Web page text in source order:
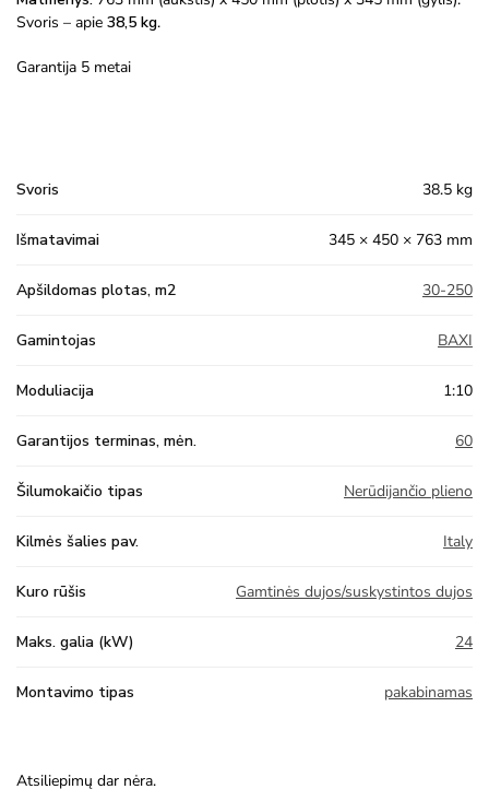
Svoris – apie 38,5 kg.
Garantija 5 metai
Svoris 38.5 kg
Išmatavimai 345 × 450 × 763 mm
Apšildomas plotas, m2 30-250
Gamintojas BAXI
Moduliacija 1:10
Garantijos terminas, mėn. 60
Šilumokaičio tipas Nerūdijančio plieno
Kilmės šalies pav. Italy
Kuro rūšis Gamtinės dujos/suskystintos dujos
Maks. galia (kW) 24
Montavimo tipas pakabinamas
Atsiliepimų dar nėra.